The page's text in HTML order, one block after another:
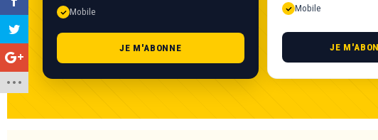
Mobile
JE M'ABONNE
Mobile
JE